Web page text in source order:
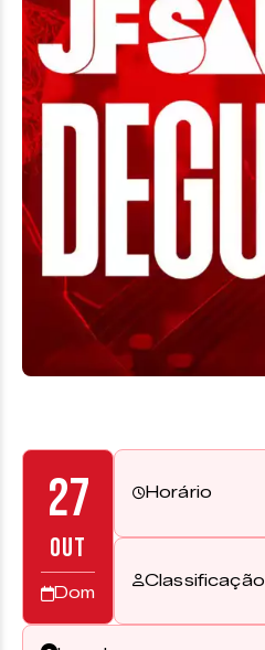
27
OUT
Dom
Horário
Classificação